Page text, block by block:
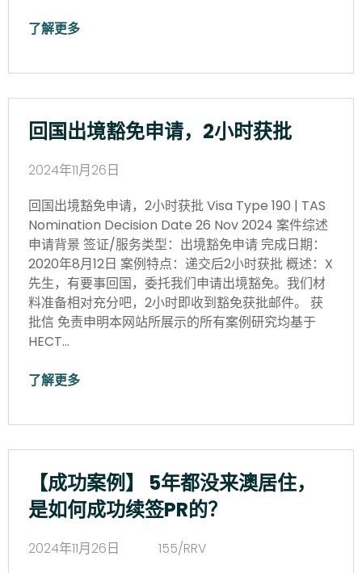
了解更多
回国出境豁免申请，2小时获批
2024年11月26日
回国出境豁免申请，2小时获批 Visa Type 190 | TAS
Nomination Decision Date 26 Nov 2024 案件综述
申请背景 签证/服务类型：出境豁免申请 完成日期：
2020年8月12日 案例特点：递交后2小时获批 概述：X
先生，有要事回国，委托我们申请出境豁免。我们材
料准备相对充分吧，2小时即收到豁免获批邮件。 获
批信 免责申明本网站所展示的所有案例研究均基于
HECT…
了解更多
【成功案例】 5年都没来澳居住，
是如何成功续签PR的？
2024年11月26日
155/RRV